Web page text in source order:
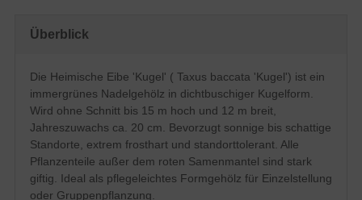
Wuchsform
Frucht
Rote Beeren, nicht zum Verzehr geeignet
Blüte
Gelbe Köpfchen, im März und April
Boden
durchlässige und nahrhafte Untergründe,
insgesamt jedoch standorttolerant
Standort
Sonnig bis schattig
Verwendung
Einzelelement, Gruppenbepflanzung,
Alleebereich, Kübelpflanze, Paarelement
standorttolerant
verträgt keine extreme Trockenheit
verträgt keine Staunässe
geringer Jahreszuwachs
Überblick
Die Heimische Eibe 'Kugel' ( Taxus baccata 'Kugel') ist ein
immergrünes Nadelgehölz in dichtbuschiger Kugelform.
Wird ohne Schnitt bis 15 m hoch und 12 m breit,
Jahreszuwachs ca. 20 cm. Bevorzugt sonnige bis schattige
Standorte, extrem frosthart und standorttolerant. Alle
Pflanzenteile außer dem roten Samenmantel sind stark
giftig. Ideal als pflegeleichtes Formgehölz für Einzelstellung
oder Gruppenpflanzung.